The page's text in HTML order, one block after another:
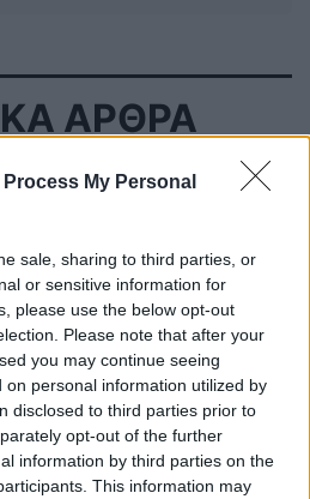
Process My Personal
sale, sharing to third parties, or
or sensitive information for
please use the below opt-out
Please note that after your
you may continue seeing
on personal information utilized by
disclosed to third parties prior to
opt-out of the further
information by third parties on the
This information may
ΑΡΘΡΑ